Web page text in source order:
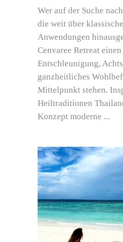
Wer auf der Suche
die weit über
Anwendungen
Cenvaree Retreat
Entschleunigung,
ganzheitliches
Mittelpunkt stehen.
Heiltraditionen
Konzept moderne